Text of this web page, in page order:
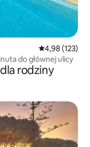
Średnia
4,98 (123)
do głównej ulicy
rodziny